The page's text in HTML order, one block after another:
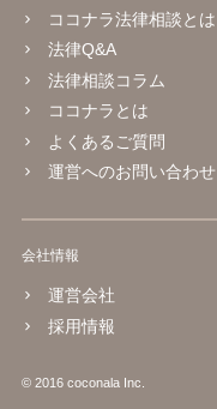
ココナラ法律相談とは
法律Q&A
法律相談コラム
ココナラとは
よくあるご質問
運営へのお問い合わせ
会社情報
運営会社
採用情報
© 2016 coconala Inc.